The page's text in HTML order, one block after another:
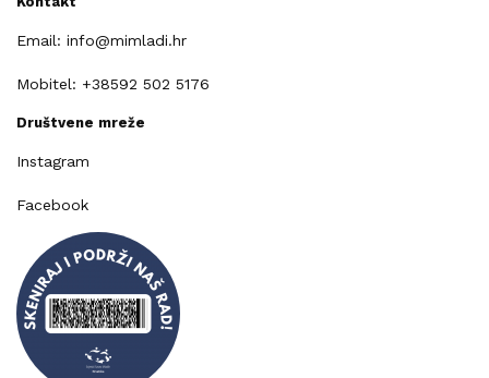
Email: info@mimladi.hr
Mobitel: +38592 502 5176
Društvene mreže
Instagram
Facebook